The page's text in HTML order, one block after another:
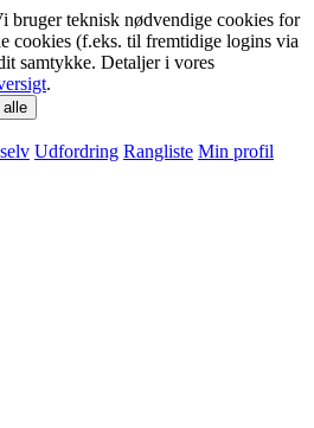
bruger teknisk nødvendige cookies for
cookies (f.eks. til fremtidige logins via
samtykke. Detaljer i vores
.
alle
Udfordring Rangliste Min profil